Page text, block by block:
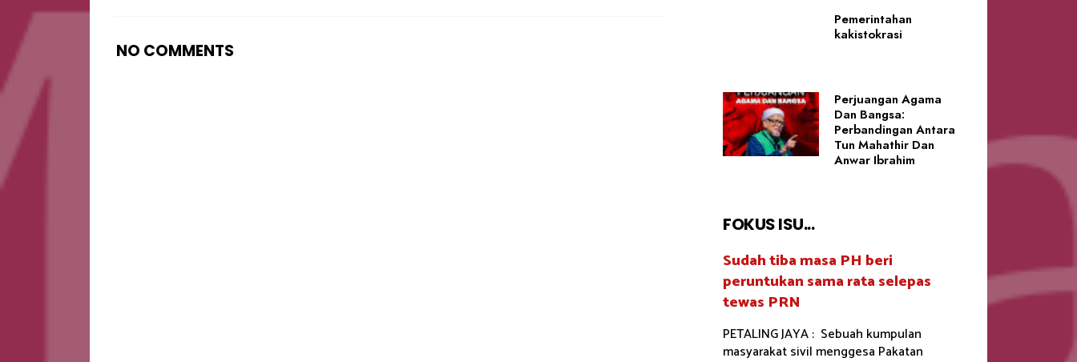
NO COMMENTS
Pemerintahan
kakistokrasi
Perjuangan Agama
Dan Bangsa:
Perbandingan Antara
Tun Mahathir Dan
Anwar Ibrahim
FOKUS ISU...
Sudah tiba masa PH beri
peruntukan sama rata selepas
tewas PRN
PETALING JAYA : Sebuah kumpulan
masyarakat sivil menggesa Pakatan